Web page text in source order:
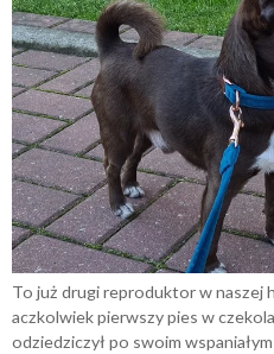
To już drugi reproduktor w naszej
aczkolwiek pierwszy pies w
odziedziczył po swoim